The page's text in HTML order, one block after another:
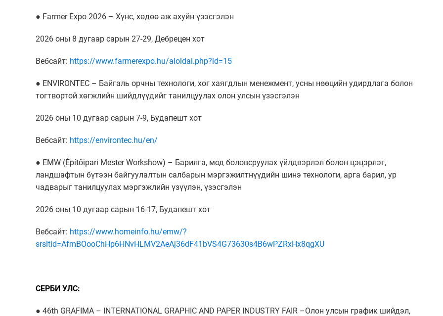
● Farmer Expo 2026 – Хүнс, хөдөө аж ахуйн үзэсгэлэн
2026 оны 8 дугаар сарын 27-29, Дебрецен хот
Вебсайт: https://www.farmerexpo.hu/aloldal.php?id=15
● ENVIRONTEC – Байгаль орчны технологи, хог хаягдлын менежмент, усны нөөцийн удирдлага болон
тогтвортой хөгжлийн шийдлүүдийг танилцуулах олон улсын үзэсгэлэн
2026 оны 10 дугаар сарын 7-9, Будапешт хот
Вебсайт: https://environtec.hu/en/
● EMW (Építőipari Mester Workshow) – Барилга, мод боловсруулах үйлдвэрлэл болон цэцэрлэг,
ландшафтын бүтээн байгуулалтын салбарын мэргэжилтнүүдийн шинэ технологи, арга барил, ур
чадварыг танилцуулах мэргэжлийн үзүүлэн, үзэсгэлэн
2026 оны 10 дугаар сарын 16-17, Будапешт хот
Вебсайт: https://www.homeinfo.hu/emw/?
srsltid=AfmBOooChHp6HNvHLMV2AeAj36dF41bVS4G73630s4B6wPZRxHx8qgXU
СЕРБИ УЛС:
● 46th GRAFIMA – INTERNATIONAL GRAPHIC AND PAPER INDUSTRY FAIR –Олон улсын график шийдэл,